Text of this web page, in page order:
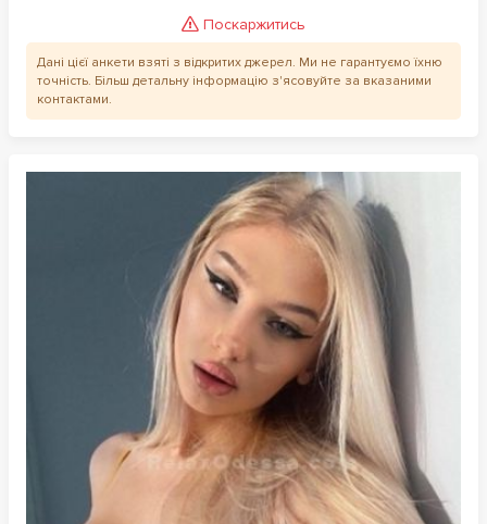
Поскаржитись
Дані цієї анкети взяті з відкритих джерел. Ми не гарантуємо їхню
точність. Більш детальну інформацію з'ясовуйте за вказаними
контактами.